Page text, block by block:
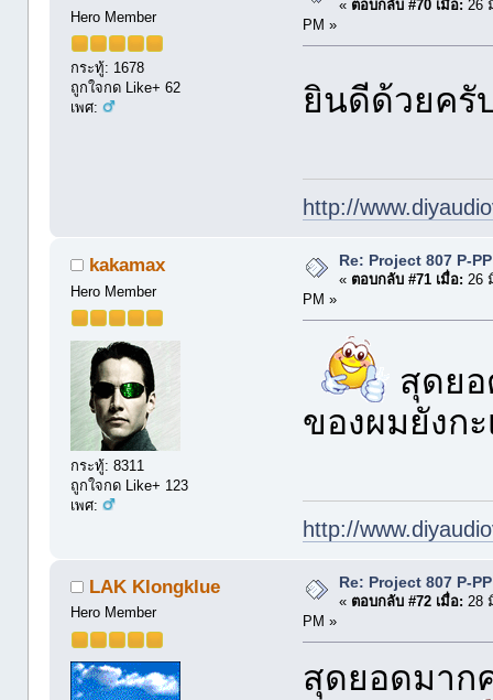
Hero Member
กระทู้: 1678
ถูกใจกด Like+ 62
เพศ:
« ตอบกลับ #70 เมื่อ: 26
PM »
ยินดีด้วยครั
http://
kakamax
Hero Member
กระทู้: 8311
ถูกใจกด Like+ 123
เพศ:
Re: Project 807 P-
« ตอบกลับ #71 เมื่อ: 26
PM »
สุดยอ
ของผมยังก
http://
LAK Klongklue
Hero Member
Re: Project 807 P-
« ตอบกลับ #72 เมื่อ: 28
PM »
สุดยอดมาก